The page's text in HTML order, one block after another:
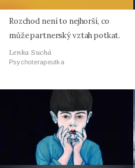
Rozchod není to nejhorší, co
může partnerský vztah potkat.
Lenka Suchá
Psychoterapeutka